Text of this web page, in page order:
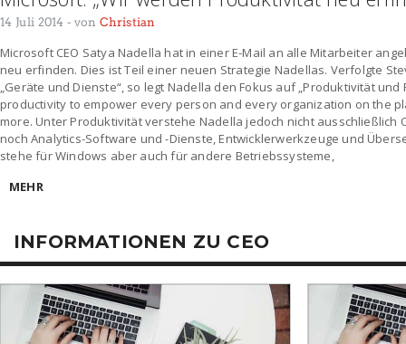
14 Juli 2014 - von Christian
Microsoft CEO Satya Nadella hat in einer E-Mail an alle Mitarbeiter
neu erfinden. Dies ist Teil einer neuen Strategie Nadellas. Verfolgte
„Geräte und Dienste“, so legt Nadella den Fokus auf „Produktivität
productivity to empower every person and every organization on the
more. Unter Produktivität verstehe Nadella jedoch nicht ausschließlich
noch Analytics-Software und -Dienste, Entwicklerwerkzeuge und
stehe für Windows aber auch für andere Betriebssysteme,
MEHR
INFORMATIONEN ZU CEO